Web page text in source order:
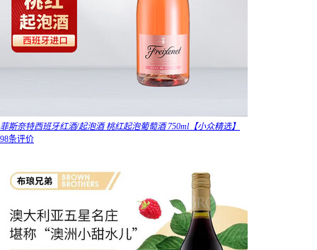
菲斯奈特西班牙红酒/起泡酒 桃红起泡葡萄酒 750ml【小众精选】
98条评价